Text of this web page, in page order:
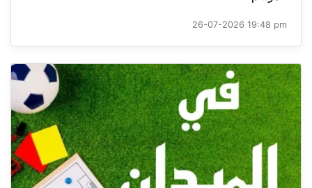
26-07-2026 19:48 pm